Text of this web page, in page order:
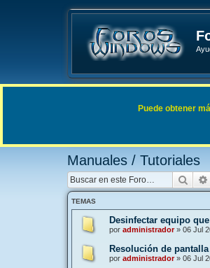
Enlaces rápidos FAQ
Manuales / Tutoriales
TEMAS
Desinfectar equipo
por administrador» 06 Jul
Resolución de pantalla
por administrador» 06 Jul
Puede obtener